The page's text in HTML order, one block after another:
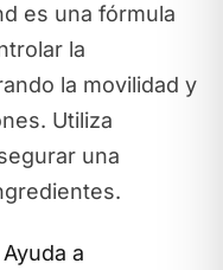
es una fórmula
la
la movilidad y
Utiliza
una
Ayuda a